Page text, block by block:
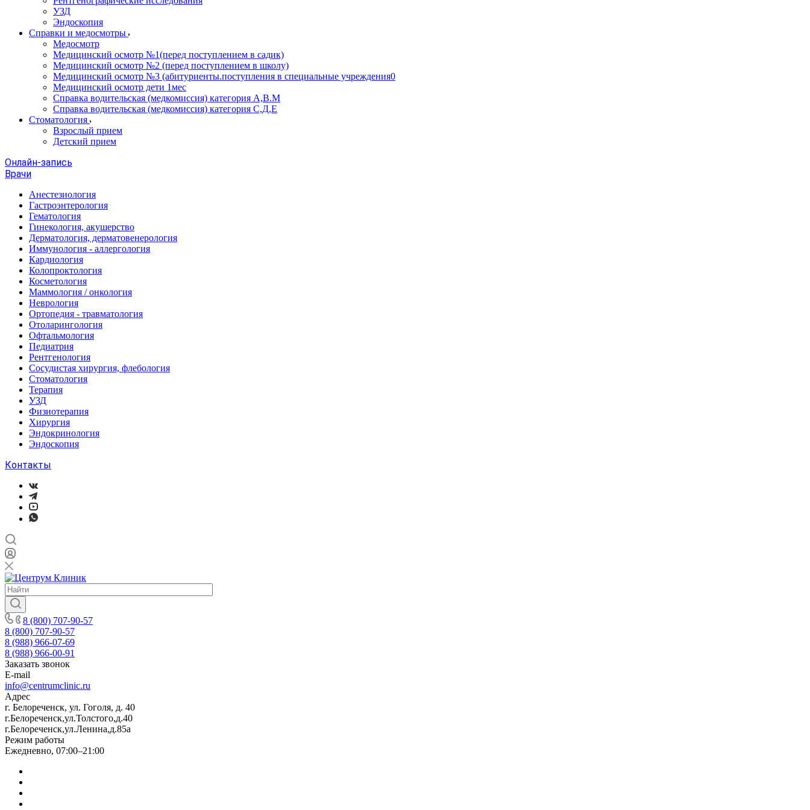
УЗД
Эндоскопия
Справки и медосмотры
Медосмотр
Медицинский осмотр №1(перед поступлением в садик)
Медицинский осмотр №2 (перед поступлением в школу)
Медицинский осмотр №3 (абитуриенты.поступления в специальные учреждения0
Медицинский осмотр дети 1мес
Справка водительская (медкомиссия) категория А,В.М
Справка водительская (медкомиссия) категория С,Д,Е
Стоматология
Взрослый прием
Детский прием
Онлайн-запись
Врачи
Анестезиология
Гастроэнтерология
Гематология
Гинекология, акушерство
Дерматология, дерматовенерология
Иммунология - аллергология
Кардиология
Колопроктология
Косметология
Маммология / онкология
Неврология
Ортопедия - травматология
Отоларингология
Офтальмология
Педиатрия
Рентгенология
Сосудистая хирургия, флебология
Стоматология
Терапия
УЗД
Физиотерапия
Хирургия
Эндокринология
Эндоскопия
Контакты
8 (800) 707-90-57
8 (800) 707-90-57
8 (988) 966-07-69
8 (988) 966-00-91
Заказать звонок
E-mail
info@centrumclinic.ru
Адрес
г. Белореченск, ул. Гоголя, д. 40
г.Белореченск,ул.Толстого,д.40
г.Белореченск,ул.Ленина,д.85а
Режим работы
Ежедневно, 07:00–21:00